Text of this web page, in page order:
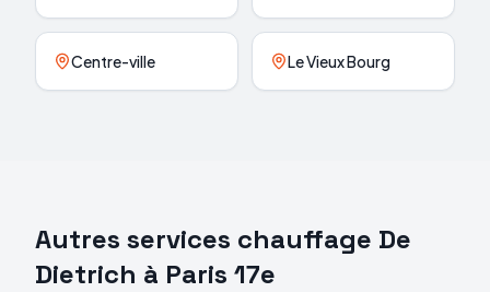
Centre-ville Le Vieux Bourg
Autres services chauffage De
Dietrich à Paris 17e